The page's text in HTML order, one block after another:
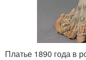
Платье 1890 года в